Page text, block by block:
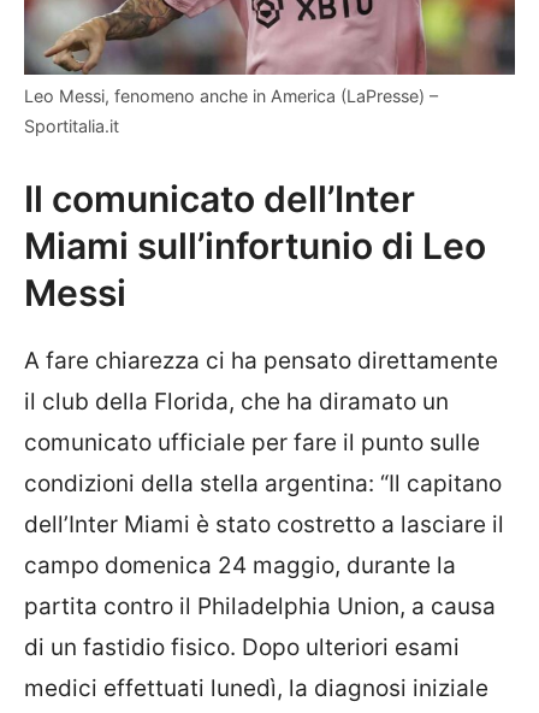
Leo Messi, fenomeno anche in America (LaPresse) –
Sportitalia.it
Il comunicato dell’Inter
Miami sull’infortunio di Leo
Messi
A fare chiarezza ci ha pensato direttamente
il club della Florida, che ha diramato un
comunicato ufficiale per fare il punto sulle
condizioni della stella argentina: “Il capitano
dell’Inter Miami è stato costretto a lasciare il
campo domenica 24 maggio, durante la
partita contro il Philadelphia Union, a causa
di un fastidio fisico. Dopo ulteriori esami
medici effettuati lunedì, la diagnosi iniziale